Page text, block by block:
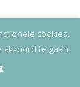
cookies.
te gaan.